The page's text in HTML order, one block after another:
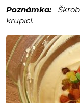
Poznámka:
krupicí.